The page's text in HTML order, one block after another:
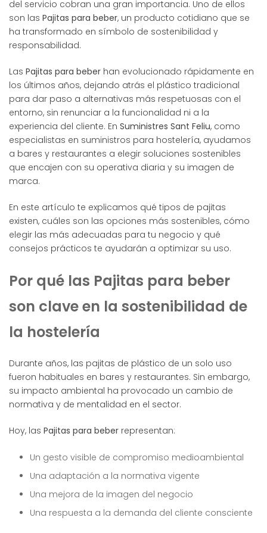
del servicio cobran una gran importancia. Uno de ellos
son las Pajitas para beber, un producto cotidiano que se
ha transformado en símbolo de sostenibilidad y
responsabilidad.
Las Pajitas para beber han evolucionado rápidamente en
los últimos años, dejando atrás el plástico tradicional
para dar paso a alternativas más respetuosas con el
entorno, sin renunciar a la funcionalidad ni a la
experiencia del cliente. En Suministres Sant Feliu, como
especialistas en suministros para hostelería, ayudamos
a bares y restaurantes a elegir soluciones sostenibles
que encajen con su operativa diaria y su imagen de
marca.
En este artículo te explicamos qué tipos de pajitas
existen, cuáles son las opciones más sostenibles, cómo
elegir las más adecuadas para tu negocio y qué
consejos prácticos te ayudarán a optimizar su uso.
Por qué las Pajitas para beber
son clave en la sostenibilidad de
la hostelería
Durante años, las pajitas de plástico de un solo uso
fueron habituales en bares y restaurantes. Sin embargo,
su impacto ambiental ha provocado un cambio de
normativa y de mentalidad en el sector.
Hoy, las Pajitas para beber representan:
Un gesto visible de compromiso medioambiental
Una adaptación a la normativa vigente
Una mejora de la imagen del negocio
Una respuesta a la demanda del cliente consciente